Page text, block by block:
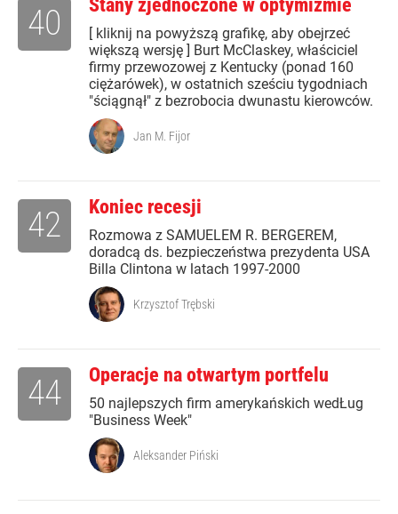
Stany zjednoczone w optymizmie
[ kliknij na powyższą grafikę, aby obejrzeć
większą wersję ] Burt McClaskey, właściciel
firmy przewozowej z Kentucky (ponad 160
ciężarówek), w ostatnich sześciu tygodniach
"ściągnął" z bezrobocia dwunastu kierowców.
40
Jan M. Fijor
Koniec recesji
Rozmowa z SAMUELEM R. BERGEREM,
doradcą ds. bezpieczeństwa prezydenta USA
Billa Clintona w latach 1997-2000
42
Krzysztof Trębski
Operacje na otwartym portfelu
50 najlepszych firm amerykańskich wedŁug
"Business Week"
44
Aleksander Piński